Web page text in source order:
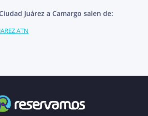
Juárez a Camargo salen de:
ATN